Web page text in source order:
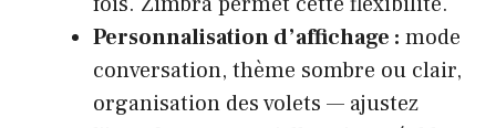
Personnalisation d’affichage : mode
conversation, thème sombre ou clair,
organisation des volets — ajustez